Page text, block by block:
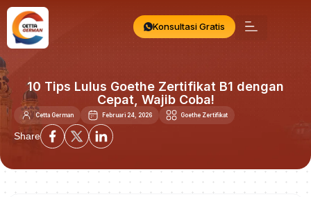
Konsultasi Gratis
10 Tips Lulus Goethe Zertifikat B1 dengan
Cepat, Wajib Coba!
Cetta German Februari 24, 2026 Goethe Zertifikat
Share